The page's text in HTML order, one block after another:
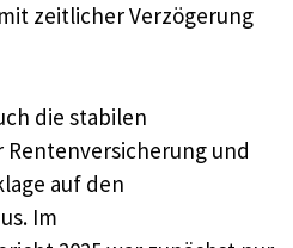
zeitlicher Verzögerung
die stabilen
und
auf den
Im